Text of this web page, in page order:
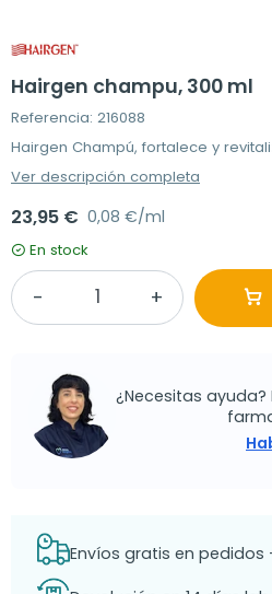
Hairgen champu, 300 ml
Referencia: 216088
Hairgen Champú, fortalece y
Ver descripción completa
23,95 € 0,08 €/ml
En stock
¿Necesitas
Envíos gratis en pedidos